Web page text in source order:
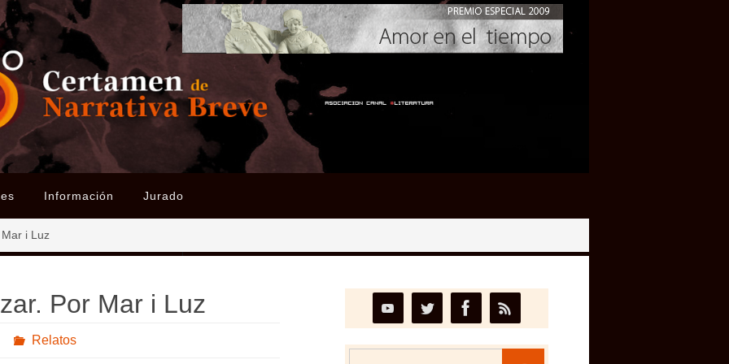
Información Jurado
i Luz
Por Mar i Luz
Relatos